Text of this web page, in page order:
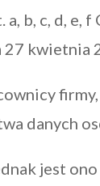
b, c, d, e,
27 kwietnia
danych
jest